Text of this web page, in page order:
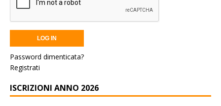
Password dimenticata?
Registrati
ISCRIZIONI ANNO 2026